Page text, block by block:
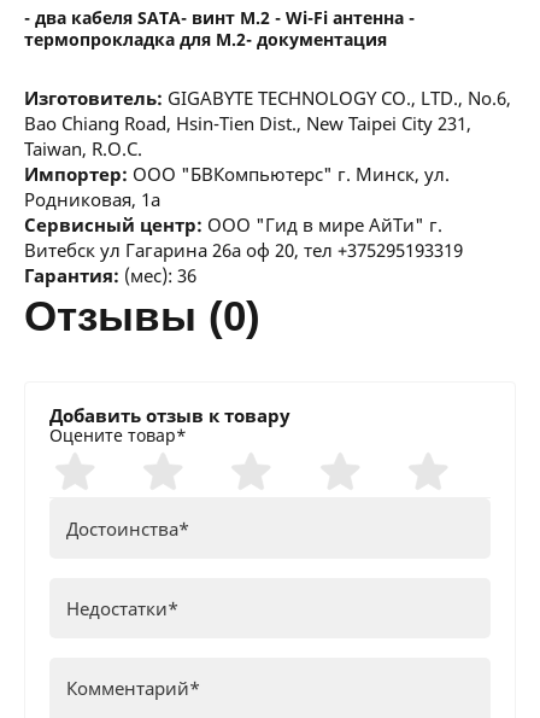
- два кабеля SATA- винт M.2 - Wi-Fi антенна -
термопрокладка для M.2- документация
Изготовитель: GIGABYTE TECHNOLOGY CO., LTD., No.6,
Bao Chiang Road, Hsin-Tien Dist., New Taipei City 231,
Taiwan, R.O.C.
Импортер: ООО "БВКомпьютерс" г. Минск, ул.
Родниковая, 1а
Сервисный центр: ООО "Гид в мире АйТи" г.
Витебск ул Гагарина 26а оф 20, тел +375295193319
Гарантия: (мес): 36
отзывы (0)
Добавить отзыв к товару
Оцените товар*